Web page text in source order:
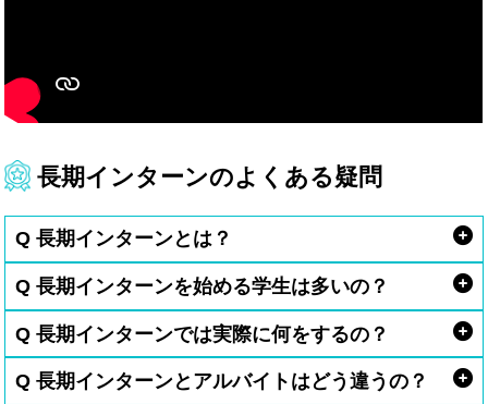
長期インターンのよくある疑問
Q 長期インターンとは？
Q 長期インターンを始める学生は多いの？
Q 長期インターンでは実際に何をするの？
Q 長期インターンとアルバイトはどう違うの？